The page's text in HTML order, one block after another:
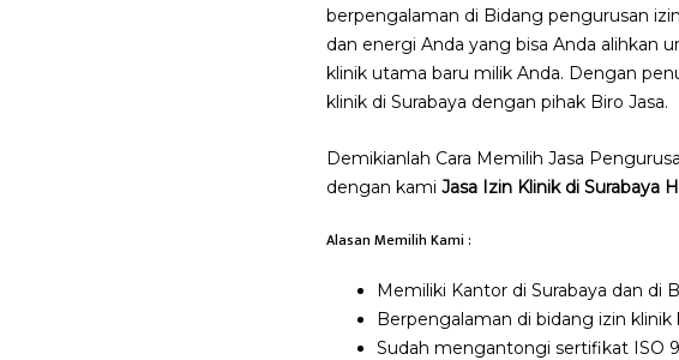
berpengalaman di Bidang pengurusan
dan energi Anda yang bisa Anda alihkan
klinik utama baru milik Anda. Dengan
klinik di Surabaya dengan pihak Biro Jasa.
Demikianlah Cara Memilih Jasa
dengan kami Jasa Izin Klinik di Surabaya
Alasan Memilih Kami :
Memiliki Kantor di Surabaya dan di
Berpengalaman di bidang izin klinik
Sudah mengantongi sertifikat ISO